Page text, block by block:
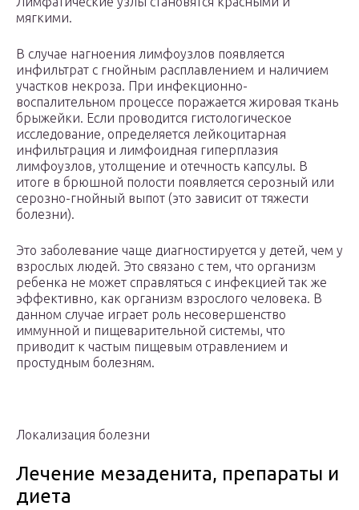
мягкими.
В случае нагноения лимфоузлов появляется
инфильтрат с гнойным расплавлением и наличием
участков некроза. При инфекционно-
воспалительном процессе поражается жировая ткань
брыжейки. Если проводится гистологическое
исследование, определяется лейкоцитарная
инфильтрация и лимфоидная гиперплазия
лимфоузлов, утолщение и отечность капсулы. В
итоге в брюшной полости появляется серозный или
серозно-гнойный выпот (это зависит от тяжести
болезни).
Это заболевание чаще диагностируется у детей, чем у
взрослых людей. Это связано с тем, что организм
ребенка не может справляться с инфекцией так же
эффективно, как организм взрослого человека. В
данном случае играет роль несовершенство
иммунной и пищеварительной системы, что
приводит к частым пищевым отравлением и
простудным болезням.
Локализация болезни
Лечение мезаденита, препараты и
диета